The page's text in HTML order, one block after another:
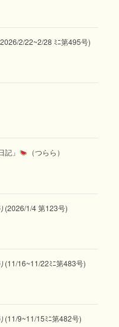
2/22~2/28 ﾐﾆ第495号)
」 （つらら）
(2026/1/4 第123号)
(11/16~11/22ﾐﾆ第483号)
(11/9~11/15ﾐﾆ第482号)